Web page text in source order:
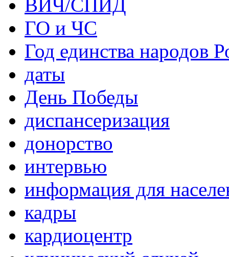
ВИЧ/СПИД
ГО и ЧС
Год единства народов
даты
День Победы
диспансеризация
донорство
интервью
информация для
кадры
кардиоцентр